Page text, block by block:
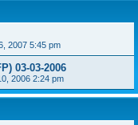
e
2007 5:45 pm
03-03-2006
2006 2:24 pm